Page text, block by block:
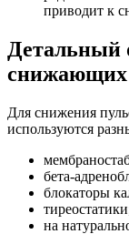
приводит к
Детальный
Для снижения
используются
бета-
блокаторы
на